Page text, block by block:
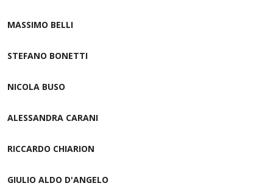
MASSIMO BELLI
STEFANO BONETTI
NICOLA BUSO
ALESSANDRA CARANI
RICCARDO CHIARION
GIULIO ALDO D'ANGELO